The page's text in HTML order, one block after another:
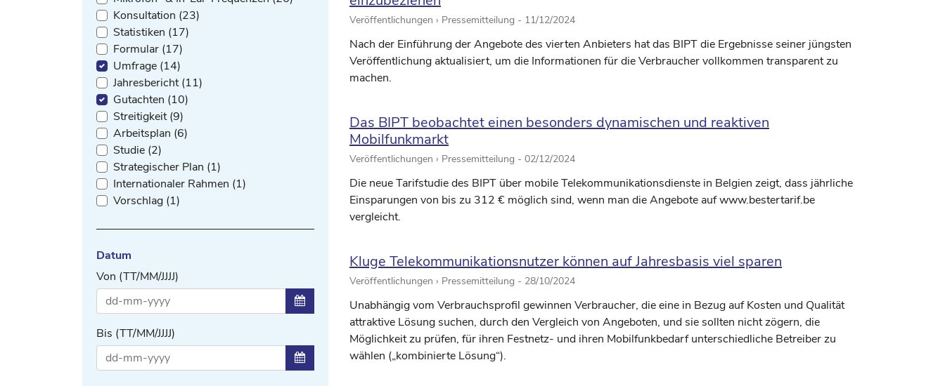
Konsultation (23)
Statistiken (17)
Formular (17)
Umfrage (14)
Jahresbericht (11)
Gutachten (10)
Streitigkeit (9)
Arbeitsplan (6)
Studie (2)
Strategischer Plan (1)
Internationaler Rahmen (1)
Vorschlag (1)
Datum
Von (TT/MM/JJJJ)
Zeitraum auswählen ...
Bis (TT/MM/JJJJ)
Zeitraum auswählen ...
Veröffentlichungen › Pressemitteilung - 11/12/2024
Nach der Einführung der Angebote des vierten Anbieters hat das BIPT die Ergebnisse seiner jüngsten
Veröffentlichung aktualisiert, um die Informationen für die Verbraucher vollkommen transparent zu
machen.
Das BIPT beobachtet einen besonders dynamischen und reaktiven
Mobilfunkmarkt
Veröffentlichungen › Pressemitteilung - 02/12/2024
Die neue Tarifstudie des BIPT über mobile Telekommunikationsdienste in Belgien zeigt, dass jährliche
Einsparungen von bis zu 312 € möglich sind, wenn man die Angebote auf www.bestertarif.be
vergleicht.
Kluge Telekommunikationsnutzer können auf Jahresbasis viel sparen
Veröffentlichungen › Pressemitteilung - 28/10/2024
Unabhängig vom Verbrauchsprofil gewinnen Verbraucher, die eine in Bezug auf Kosten und Qualität
attraktive Lösung suchen, durch den Vergleich von Angeboten, und sie sollten nicht zögern, die
Möglichkeit zu prüfen, für ihren Festnetz- und ihren Mobilfunkbedarf unterschiedliche Betreiber zu
wählen („kombinierte Lösung“).